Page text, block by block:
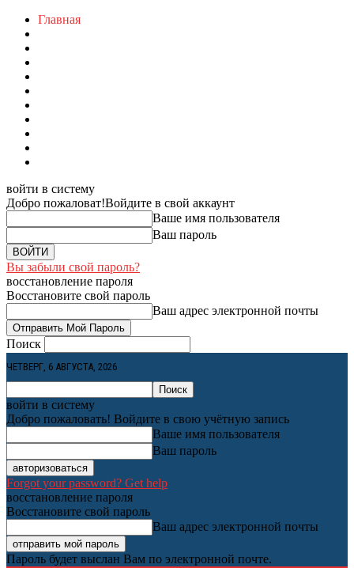
Главная
войти в систему
Добро пожаловат!Войдите в свой аккаунт
Ваше имя пользователя
Ваш пароль
Вы забыли свой пароль?
восстановление пароля
Восстановите свой пароль
Ваш адрес электронной почты
Поиск
ЧЕТВЕРГ, 6 АВГУСТА, 2026
войти в систему
Добро пожаловать! Войдите в свою учётную запись
Ваше имя пользователя
Ваш пароль
Forgot your password? Get help
восстановление пароля
Восстановите свой пароль
Ваш адрес электронной почты
Пароль будет выслан Вам по электронной почте.